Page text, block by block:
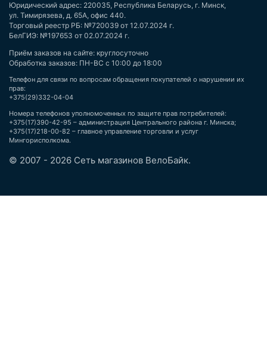
Юридический адрес: 220035, Республика Беларусь, г. Минск,
ул. Тимирязева, д. 65А, офис 440.
Торговый реестр РБ: №720039 от 12.07.2024 г.
БелГИЭ: №197653 от 02.07.2024 г.
Приём заказов на сайте: круглосуточно
Обработка заказов: ПН-ВС с 10:00 до 18:00
Телефон для связи по вопросам обращения покупателей о нарушении их
прав:
+375(29)332-04-04
Номера телефонов уполномоченных по защите прав потребителей:
+375(17)390-42-95 – администрация Центрального района г. Минска;
+375(17)218-00-82 – главное управление торговли и услуг
Мингорисполкома.
© 2007 - 2026 Сеть магазинов ВелоБайк.